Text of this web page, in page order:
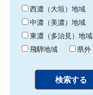
り 西濃（大垣）地域
中濃（美濃）地域
東濃（多治見）地域
飛騨地域
県外